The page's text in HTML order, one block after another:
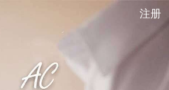
注册